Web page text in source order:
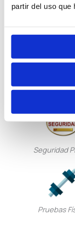
partir del uso
Seguridad
Pruebas